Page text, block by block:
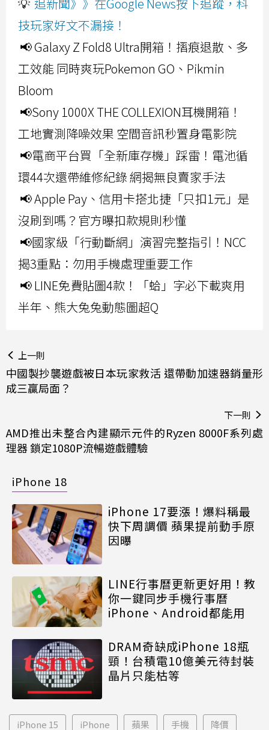
技玩家好文不漏接！
📢 Galaxy Z Fold8 Ultra開箱！摺痕退散、多
工效能 同時爽玩Pokemon GO、Pikmin
Bloom
📢Sony 1000X THE COLLEXION耳機開箱！
工地實測降噪效果 空間音訊秒置身電影院
📢電商平台買「全新庫存機」踩雷！電池循
環44次還帶維修紀錄 網揭無良賣家手法
📢 Apple Pay、信用卡搭北捷「只扣1元」是
沒刷到嗎？官方曝扣款規則秒懂
📢國家級「行動斷網」演習完整指引！NCC
揭3重點：勿用手機處理重要工作
📢 LINE免費貼圖4款！「蛤」字必下載爽用
半年、熊大兔兔動態圖超Q
上一則
中國製抄襲遊戲被日本玩家救活 還帶動加速器銷量形
成三贏局面？
下一則
AMD推出未整合內建顯示元件的Ryzen 8000F系列處
理器 鎖定1080P流暢遊戲體驗
iPhone 18
iPhone 17要漲！爆料稱最
快下周調價 蘋果提前動手原
因曝
LINE行事曆更新更好用！教
你一鍵同步手機行事曆
iPhone、Android都能用
DRAM奇缺成iPhone 18瓶
頸！台積電10億美元待封裝
晶片只能枯等
iPhone 15 iPhone 蘋果 手機 降價